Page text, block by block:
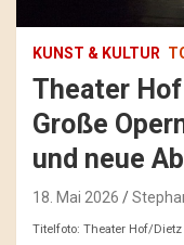
KUNST & KULTUR
Theater
Große
und neue
18. Mai 2026
Titelfoto: Theater Hof/Dietz